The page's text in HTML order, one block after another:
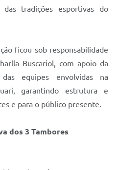
das tradições esportivas do
ficou sob responsabilidade
Buscariol, com apoio da
equipes envolvidas na
garantindo estrutura e
e para o público presente.
dos 3 Tambores